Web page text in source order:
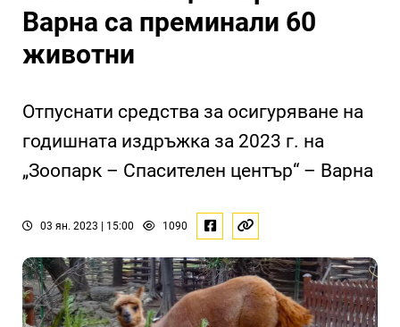
Варна са преминали 60
животни
Отпуснати средства за осигуряване на
годишната издръжка за 2023 г. на
„Зоопарк – Спасителен център“ – Варна
03 ян. 2023 | 15:00 1090